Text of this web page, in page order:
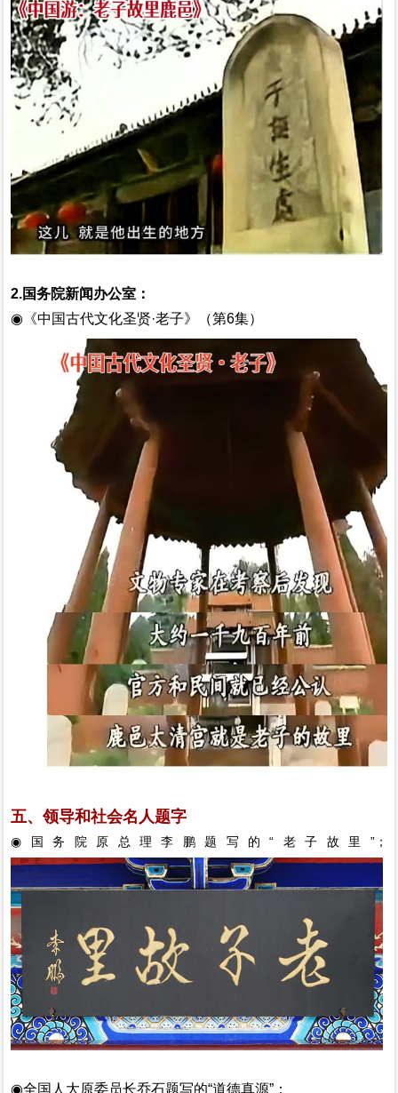
2.国务院新闻办公室：
◉ 《中国古代文化圣贤·老子》（第6集）
五、领导和社会名人题字
◉国务院原总理李鹏题写的“老子故里”；
◉全国人大原委员长乔石题写的“道德真源”；